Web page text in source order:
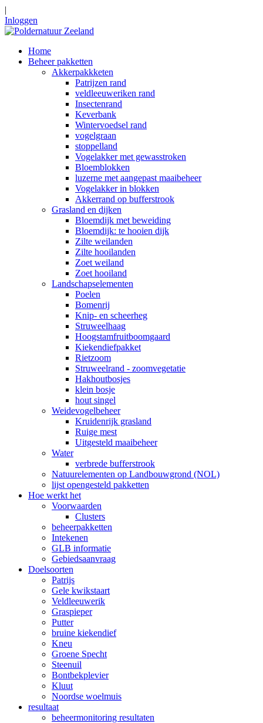
|
Inloggen
Home
Beheer pakketten
Akkerpakkketen
Patrijzen rand
veldleeuweriken rand
Insectenrand
Keverbank
Wintervoedsel rand
vogelgraan
stoppelland
Vogelakker met gewasstroken
Bloemblokken
luzerne met aangepast maaibeheer
Vogelakker in blokken
Akkerrand op bufferstrook
Grasland en dijken
Bloemdijk met beweiding
Bloemdijk: te hooien dijk
Zilte weilanden
Zilte hooilanden
Zoet weiland
Zoet hooiland
Landschapselementen
Poelen
Bomenrij
Knip- en scheerheg
Struweelhaag
Hoogstamfruitboomgaard
Kiekendiefpakket
Rietzoom
Struweelrand - zoomvegetatie
Hakhoutbosjes
klein bosje
hout singel
Weidevogelbeheer
Kruidenrijk grasland
Ruige mest
Uitgesteld maaibeheer
Water
verbrede bufferstrook
Natuurelementen op Landbouwgrond (NOL)
lijst opengesteld pakketten
Hoe werkt het
Voorwaarden
Clusters
beheerpakketten
Intekenen
GLB informatie
Gebiedsaanvraag
Doelsoorten
Patrijs
Gele kwikstaart
Veldleeuwerik
Graspieper
Putter
bruine kiekendief
Kneu
Groene Specht
Steenuil
Bontbekplevier
Kluut
Noordse woelmuis
resultaat
beheermonitoring resultaten